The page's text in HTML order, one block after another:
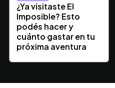
¿Ya visitaste El
Imposible? Esto
podés hacer y
cuánto gastar en tu
próxima aventura